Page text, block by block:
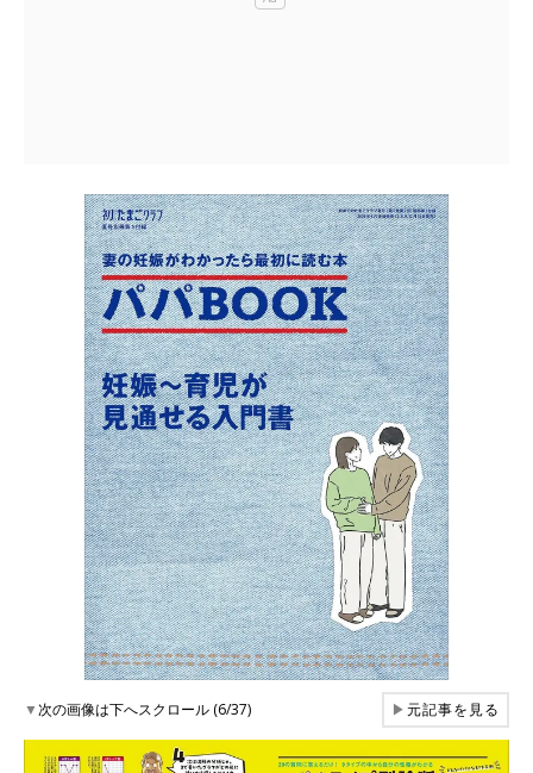
▼次の画像は下へスクロール (6/37) ▶元記事を見る